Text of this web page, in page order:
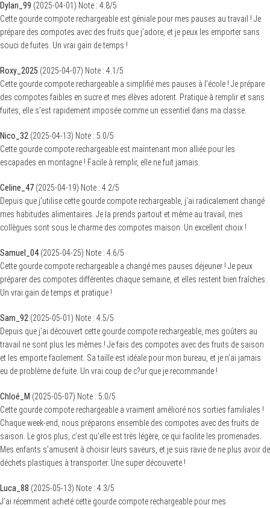
Dylan_99 (2025-04-01) Note : 4.8/5
Cette gourde compote rechargeable est géniale pour mes pauses au travail ! Je
prépare des compotes avec des fruits que j’adore, et je peux les emporter sans
souci de fuites. Un vrai gain de temps !
Roxy_2025 (2025-04-07) Note : 4.1 /5
Cette gourde compote rechargeable a simplifié mes pauses à l’école ! Je prépare
des compotes faibles en sucre et mes élèves adorent. Pratique à remplir et sans
fuites, elle s’est rapidement imposée comme un essentiel dans ma classe.
Nico_32 (2025-04-13) Note : 5.0/5
Cette gourde compote rechargeable est maintenant mon alliée pour les
escapades en montagne ! Facile à remplir, elle ne fuit jamais.
Celine_47 (2025-04-19) Note : 4.2/5
Depuis que j’utilise cette gourde compote rechargeable, j’ai radicalement changé
mes habitudes alimentaires. Je la prends partout et même au travail, mes
collègues sont sous le charme des compotes maison. Un excellent choix !
Samuel_04 (2025-04-25) Note : 4.6/5
Cette gourde compote rechargeable a changé mes pauses déjeuner ! Je peux
préparer des compotes différentes chaque semaine, et elles restent bien fraîches.
Un vrai gain de temps et pratique !
Sam_92 (2025-05-01) Note : 4.5/5
Depuis que j’ai découvert cette gourde compote rechargeable, mes goûters au
travail ne sont plus les mêmes ! Je fais des compotes avec des fruits de saison
et les emporte facilement. Sa taille est idéale pour mon bureau, et je n’ai jamais
eu de problème de fuite. Un vrai coup de c?ur que je recommande !
Chloé_M (2025-05-07) Note : 5.0/5
Cette gourde compote rechargeable a vraiment amélioré nos sorties familiales !
Chaque week-end, nous préparons ensemble des compotes avec des fruits de
saison. Le gros plus, c’est qu’elle est très légère, ce qui facilite les promenades.
Mes enfants s’amusent à choisir leurs saveurs, et je suis ravie de ne plus avoir de
déchets plastiques à transporter. Une super découverte !
Luca_88 (2025-05-13) Note : 4.3/5
J’ai récemment acheté cette gourde compote rechargeable pour mes